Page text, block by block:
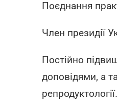
Поєднання
Член президії
Постійно
доповідями, а
репродуктології.